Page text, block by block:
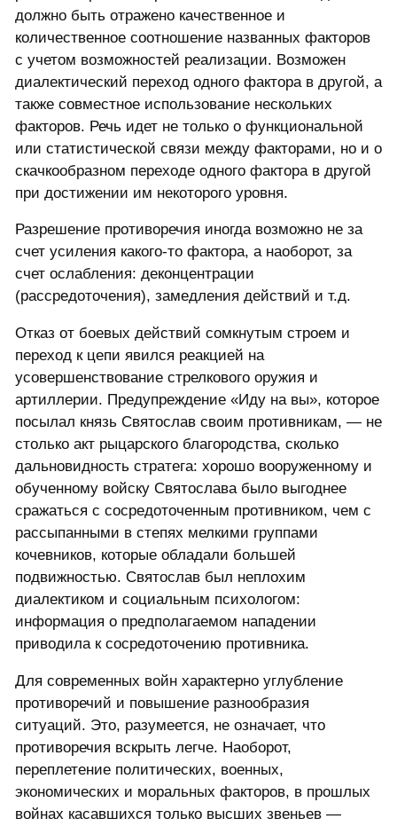
должно быть отражено качественное и
количественное соотношение названных факторов
с учетом возможностей реализации. Возможен
диалектический переход одного фактора в другой, а
также совместное использование нескольких
факторов. Речь идет не только о функциональной
или статистической связи между факторами, но и о
скачкообразном переходе одного фактора в другой
при достижении им некоторого уровня.
Разрешение противоречия иногда возможно не за
счет усиления какого-то фактора, а наоборот, за
счет ослабления: деконцентрации
(рассредоточения), замедления действий и т.д.
Отказ от боевых действий сомкнутым строем и
переход к цепи явился реакцией на
усовершенствование стрелкового оружия и
артиллерии. Предупреждение «Иду на вы», которое
посылал князь Святослав своим противникам, — не
столько акт рыцарского благородства, сколько
дальновидность стратега: хорошо вооруженному и
обученному войску Святослава было выгоднее
сражаться с сосредоточенным противником, чем с
рассыпанными в степях мелкими группами
кочевников, которые обладали большей
подвижностью. Святослав был неплохим
диалектиком и социальным психологом:
информация о предполагаемом нападении
приводила к сосредоточению противника.
Для современных войн характерно углубление
противоречий и повышение разнообразия
ситуаций. Это, разумеется, не означает, что
противоречия вскрыть легче. Наоборот,
переплетение политических, военных,
экономических и моральных факторов, в прошлых
войнах касавшихся только высших звеньев —